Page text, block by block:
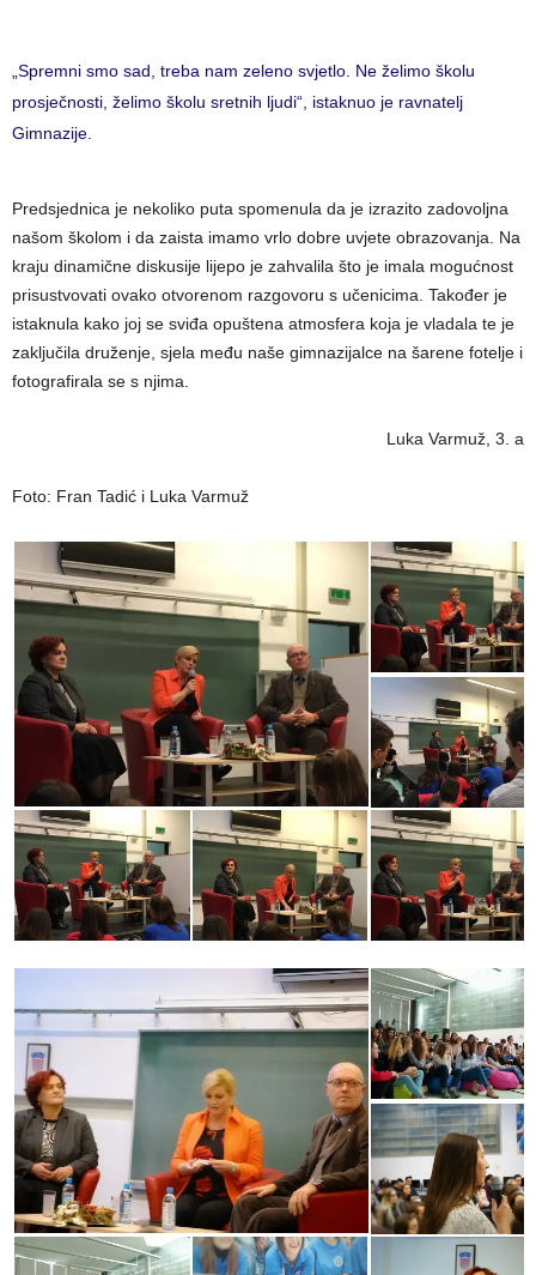
„Spremni smo sad, treba nam zeleno svjetlo. Ne želimo školu
prosječnosti, želimo školu sretnih ljudi“, istaknuo je ravnatelj
Gimnazije.
Predsjednica je nekoliko puta spomenula da je izrazito zadovoljna
našom školom i da zaista imamo vrlo dobre uvjete obrazovanja. Na
kraju dinamične diskusije lijepo je zahvalila što je imala mogućnost
prisustvovati ovako otvorenom razgovoru s učenicima. Također je
istaknula kako joj se sviđa opuštena atmosfera koja je vladala te je
zaključila druženje, sjela među naše gimnazijalce na šarene fotelje i
fotografirala se s njima.
Luka Varmuž, 3. a
Foto: Fran Tadić i Luka Varmuž